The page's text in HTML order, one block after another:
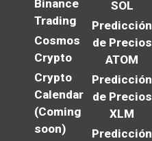
Binance
Trading
Cosmos
Crypto
Crypto
Calendar
(Coming
soon)
SOL
Predicción
de Precios
ATOM
Predicción
de Precios
XLM
Predicción